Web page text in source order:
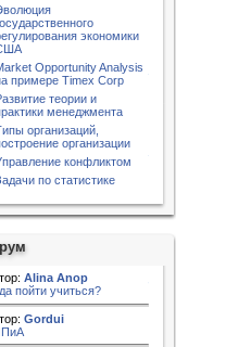
экономики
Opportunity Analysis
примере Timex Corp
теории и
менеджмента
организаций,
организации
конфликтом
по статистике
Alina Anop
пойти учиться?
Gordui